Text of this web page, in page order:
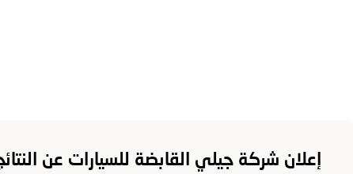
إعلان شركة جيلي القابضة للسيارات عن النتائج